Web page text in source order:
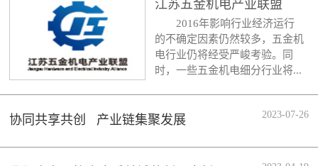
江苏五金机电产业联盟
2016年影响行业经济运行
的不确定因素仍然较多，五金机
电行业仍将经受严峻考验。同
时，一些五金机电细分行业将...
协同共享共创 产业链集聚发展 2023-07-26